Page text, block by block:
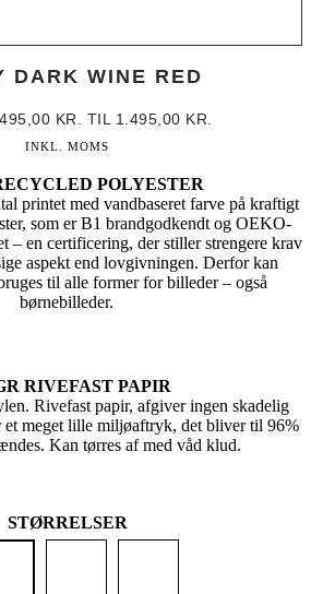
DARK WINE RED
495,00 KR. TIL 1.495,00 KR.
INKL. MOMS
POLYESTER
printet med vandbaseret farve på kraftigt
som er B1 brandgodkendt og OEKO-
– en certificering, der stiller strengere krav
aspekt end lovgivningen. Derfor kan
til alle former for billeder – også
børnebilleder.
RIVEFAST PAPIR
Rivefast papir, afgiver ingen skadelig
et meget lille miljøaftryk, det bliver til 96%
Kan tørres af med våd klud.
STØRRELSER